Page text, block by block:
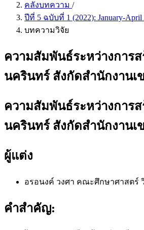
คลังบทความ /
ปีที่ 5 ฉบับที่ 1 (2022): January-April
บทความวิจัย
ความสัมพันธ์ระหว่างการ
นครินทร์ สังกัดสำนักงาน
ความสัมพันธ์ระหว่างการ
นครินทร์ สังกัดสำนักงาน
ผู้แต่ง
อรอนงค์ วงศา คณะศึกษาศาสตร์
คำสำคัญ: